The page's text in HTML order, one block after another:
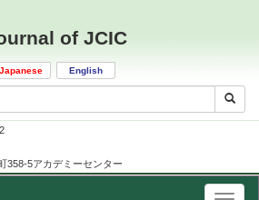
of JCIC
Japanese English
358-5アカデミーセンター